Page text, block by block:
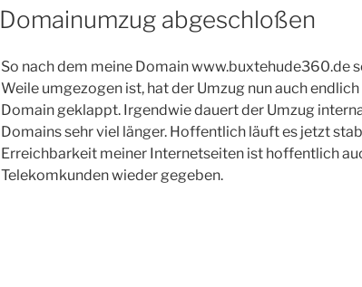
AM
Domainumzug abgeschloßen
So nach dem meine Domain www.buxtehude360.de
Weile umgezogen ist, hat der Umzug nun auch
Domain geklappt. Irgendwie dauert der Umzug
Domains sehr viel länger. Hoffentlich läuft es jetzt
Erreichbarkeit meiner Internetseiten ist hoffentlich
Telekomkunden wieder gegeben.